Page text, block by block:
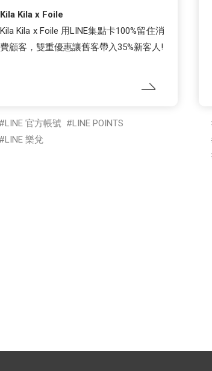
Kila Kila x Foile
Kila Kila x Foile 用LINE集點卡100%留住消
費顧客，雙重優惠讓舊客帶入35%新客人!
LINE 官方帳號
LINE POINTS
LINE 樂兌